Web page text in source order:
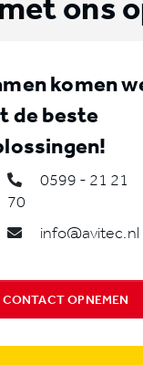
komen
de beste
0599 - 21 21
70
info@avitec.nl
CONTACT OPNEMEN